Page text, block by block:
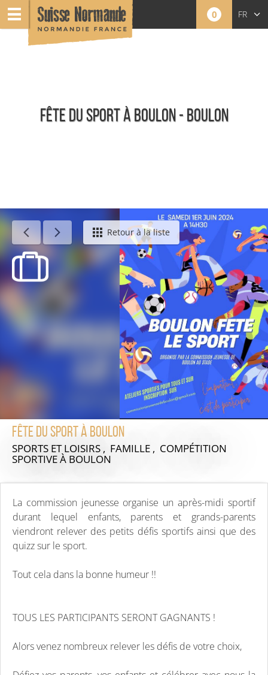
0 FR
FÊTE DU SPORT À BOULON - BOULON
Événements Retour à la liste
Fête du Sport à Boulon
SPORTS ET LOISIRS , FAMILLE , COMPÉTITION
SPORTIVEÀ BOULON
La commission jeunesse organise un après-midi sportif
durant lequel enfants, parents et grands-parents
viendront relever des petits défis sportifs ainsi que des
quizz sur le sport.
Tout cela dans la bonne humeur !!
TOUS LES PARTICIPANTS SERONT GAGNANTS !
Alors venez nombreux relever les défis de votre choix,